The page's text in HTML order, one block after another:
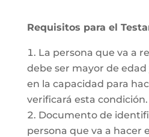
Requisitos para el
La persona que va a
debe ser mayor de
en la capacidad para
verificará esta condición.
Documento de
persona que va a hacer